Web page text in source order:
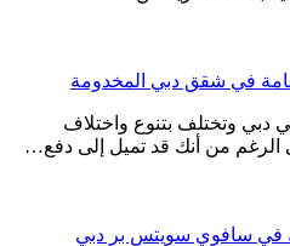
في شقق دبي المخدومة
دبي وتختلف بتنوع واختلاف
الرغم من أنك قد تميل إلى دفع…
في سافوي سويتس بر دبي